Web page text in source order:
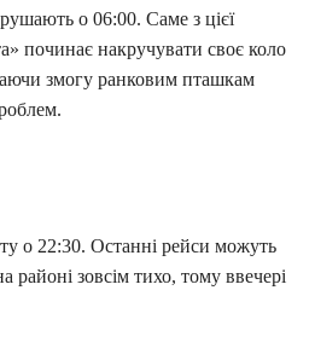
о 06:00. Саме з цієї
починає накручувати своє коло
змогу ранковим пташкам
о 22:30. Останні рейси можуть
районі зовсім тихо, тому ввечері